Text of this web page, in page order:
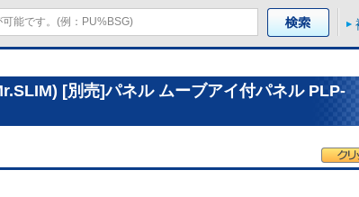
[別売]パネル ムーブアイ付パネル PLP-